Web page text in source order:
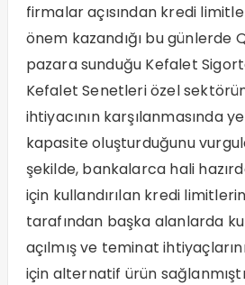
firmalar açısından kredi
önem kazandığı bu günlerde
pazara sunduğu Kefalet
Kefalet Senetleri özel
ihtiyacının karşılanmasında
kapasite oluşturduğunu
şekilde, bankalarca hali
için kullandırılan kredi
tarafından başka alanlarda
açılmış ve teminat
için alternatif ürün